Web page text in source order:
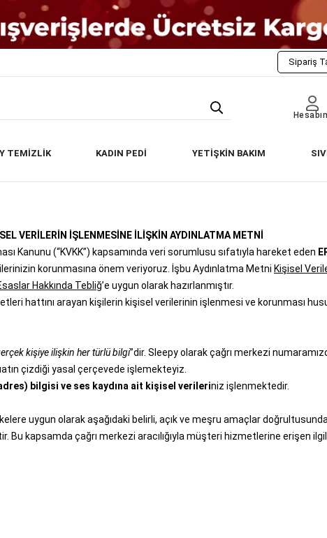
Sipariş
TEMİZLİK KADIN PEDİ YETİŞKİN BAKIM
VERİLERİN İŞLENMESİNE İLİŞKİN AYDINLATMA METNİ
Kanunu (“KVKK”) kapsamında veri sorumlusu sıfatıyla hareket eden
korunmasına önem veriyoruz. İşbu Aydınlatma Metni Kişisel
Hakkında Tebliğ’e uygun olarak hazırlanmıştır.
hattını arayan kişilerin kişisel verilerinin işlenmesi ve korunması
kişiye ilişkin her türlü bilgi”dir. Sleepy olarak çağrı merkezi
çizdiği yasal çerçevede işlemekteyiz.
bilgisi ve ses kaydına ait kişisel verileriniz işlenmektedir.
uygun olarak aşağıdaki belirli, açık ve meşru amaçlar doğrultusunda
kapsamda çağrı merkezi aracılığıyla müşteri hizmetlerine erişen